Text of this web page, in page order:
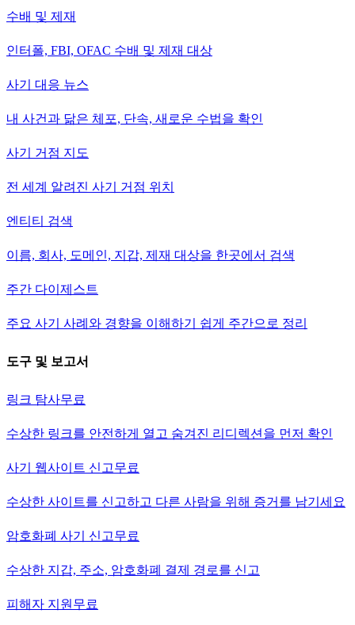
수배 및 제재
인터폴, FBI, OFAC 수배 및 제재 대상
사기 대응 뉴스
내 사건과 닮은 체포, 단속, 새로운 수법을 확인
사기 거점 지도
전 세계 알려진 사기 거점 위치
엔티티 검색
이름, 회사, 도메인, 지갑, 제재 대상을 한곳에서 검색
주간 다이제스트
주요 사기 사례와 경향을 이해하기 쉽게 주간으로 정리
도구 및 보고서
링크 탐사무료
수상한 링크를 안전하게 열고 숨겨진 리디렉션을 먼저 확인
사기 웹사이트 신고무료
수상한 사이트를 신고하고 다른 사람을 위해 증거를 남기세요
암호화폐 사기 신고무료
수상한 지갑, 주소, 암호화폐 결제 경로를 신고
피해자 지원 무료